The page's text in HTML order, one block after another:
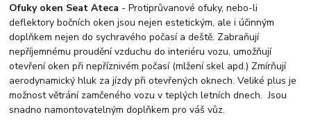
Ofuky oken Seat Ateca - Protiprůvanové ofuky, nebo-li
deflektory bočních oken jsou nejen estetickým, ale i účinným
doplňkem nejen do sychravého počasí a deště. Zabraňují
nepříjemnému proudění vzduchu do interiéru vozu, umožňují
otevření oken při nepříznivém počasí (mlžení skel apd.) Zmírňují
aerodynamický hluk za jízdy při otevřených oknech. Veliké plus je
možnost větrání zamčeného vozu v teplých letních dnech. Jsou
snadno namontovatelným doplňkem pro váš vůz.